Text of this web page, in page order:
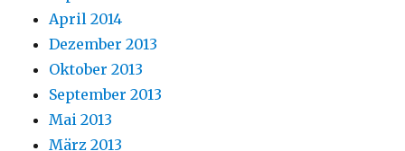
April 2014
Dezember 2013
Oktober 2013
September 2013
Mai 2013
März 2013